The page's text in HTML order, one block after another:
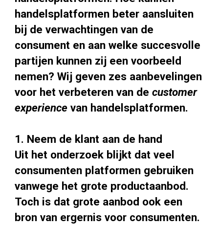
handelsplatformen beter aansluiten
bij de verwachtingen van de
consument en aan welke succesvolle
partijen kunnen zij een voorbeeld
nemen? Wij geven zes aanbevelingen
voor het verbeteren van de customer
experience van handelsplatformen.
1. Neem de klant aan de hand
Uit het onderzoek blijkt dat veel
consumenten platformen gebruiken
vanwege het grote productaanbod.
Toch is dat grote aanbod ook een
bron van ergernis voor consumenten.